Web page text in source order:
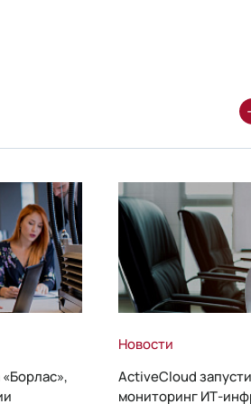
Новости
ActiveCloud
мониторинг ИТ-